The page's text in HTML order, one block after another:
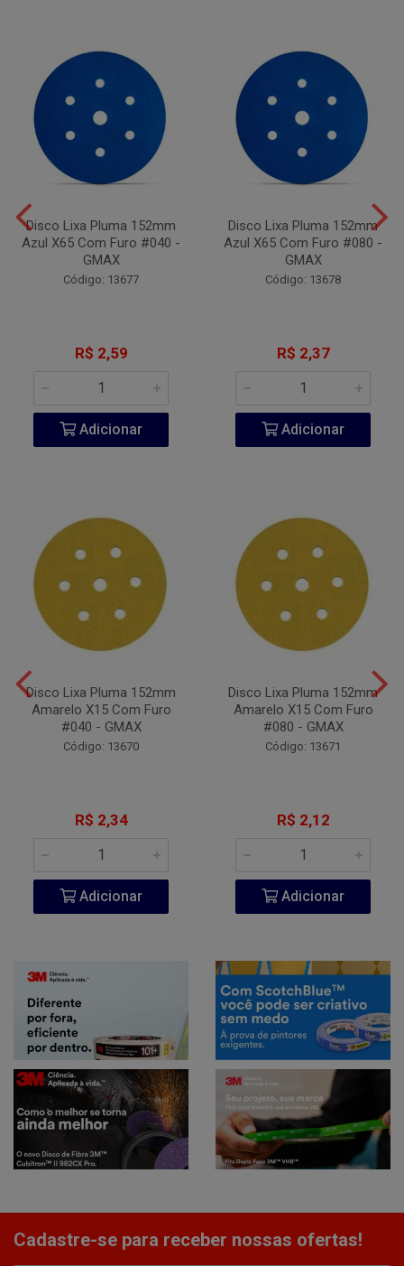
Disco Lixa Pluma 152mm
Azul X65 Com Furo #040 -
GMAX
Código: 13677
R$ 2,59
Adicionar
Disco Lixa Pluma 152mm
Azul X65 Com Furo #080 -
GMAX
Código: 13678
R$ 2,37
Adicionar
Disco Lixa Pluma 152mm
Amarelo X15 Com Furo
#040 - GMAX
Código: 13670
R$ 2,34
Adicionar
Disco Lixa Pluma 152mm
Amarelo X15 Com Furo
#080 - GMAX
Código: 13671
R$ 2,12
Adicionar
Cadastre-se para receber nossas ofertas!